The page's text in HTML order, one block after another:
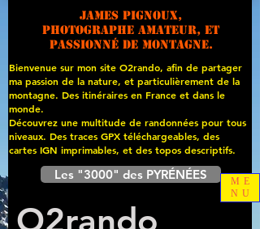
James PIGNOUX,
photographe amateur, et
passionné de montagne.
Bienvenue sur mon site O2rando, afin de partager
ma passion de la nature, et particulièrement de la
montagne. Des itinéraires en France et dans le
monde.
Découvrez une multitude de randonnées pour tous
niveaux. Des traces GPX téléchargeables, des
cartes IGN imprimables, et des topos descriptifs.
Les "3000" des PYRÉNÉES
O2rando
ME
NU